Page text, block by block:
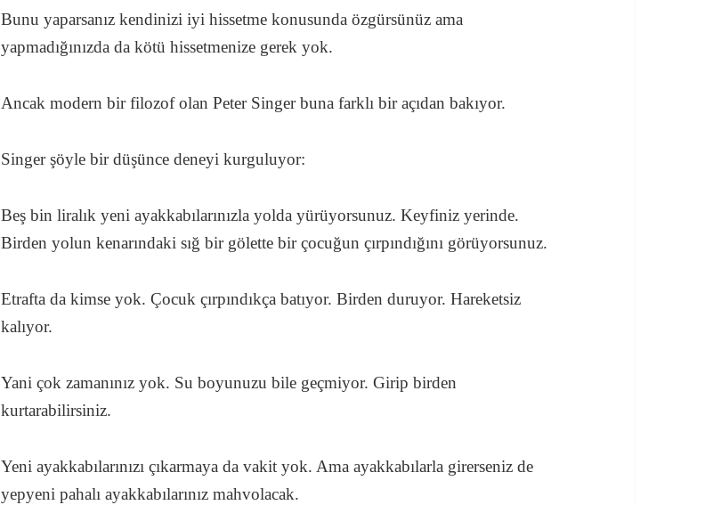
Bunu yaparsanız kendinizi iyi hissetme konusunda özgürsünüz ama
yapmadığınızda da kötü hissetmenize gerek yok.
Ancak modern bir filozof olan Peter Singer buna farklı bir açıdan bakıyor.
Singer şöyle bir düşünce deneyi kurguluyor:
Beş bin liralık yeni ayakkabılarınızla yolda yürüyorsunuz. Keyfiniz yerinde.
Birden yolun kenarındaki sığ bir gölette bir çocuğun çırpındığını görüyorsunuz.
Etrafta da kimse yok. Çocuk çırpındıkça batıyor. Birden duruyor. Hareketsiz
kalıyor.
Yani çok zamanınız yok. Su boyunuzu bile geçmiyor. Girip birden
kurtarabilirsiniz.
Yeni ayakkabılarınızı çıkarmaya da vakit yok. Ama ayakkabılarla girerseniz de
yepyeni pahalı ayakkabılarınız mahvolacak.